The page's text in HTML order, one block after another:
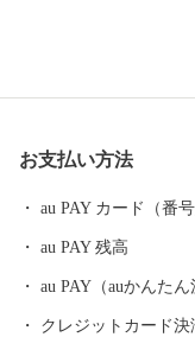
しており、真清水と海
ど、町の魅力がつまった
にあたっての注意事項
します。 （送付者名
お礼品送付先住所が異
し、お礼品が届くこと
お支払い方法
au PAY カード（番
au PAY 残高
au PAY（auかんた
クレジットカード決